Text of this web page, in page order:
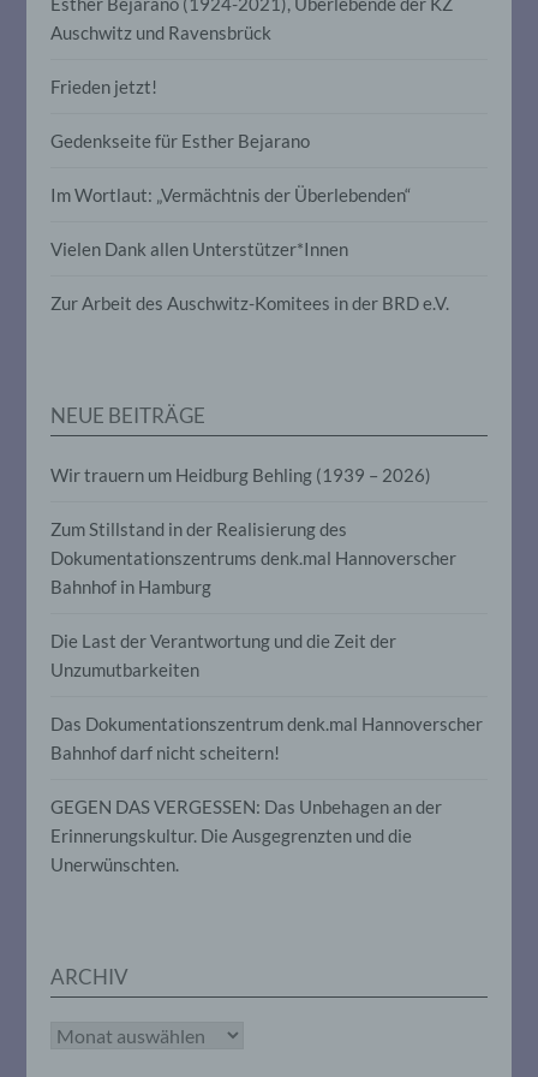
Auschwitz und Ravensbrück
Frieden jetzt!
Gedenkseite für Esther Bejarano
Im Wortlaut: „Vermächtnis der Überlebenden“
Vielen Dank allen Unterstützer*Innen
Zur Arbeit des Auschwitz-Komitees in der BRD e.V.
NEUE BEITRÄGE
Wir trauern um Heidburg Behling (1939 – 2026)
Zum Stillstand in der Realisierung des
Dokumentationszentrums denk.mal Hannoverscher
Bahnhof in Hamburg
Die Last der Verantwortung und die Zeit der
Unzumutbarkeiten
Das Dokumentationszentrum denk.mal Hannoverscher
Bahnhof darf nicht scheitern!
GEGEN DAS VERGESSEN: Das Unbehagen an der
Erinnerungskultur. Die Ausgegrenzten und die
Unerwünschten.
ARCHIV
Archiv
Verbreitung oder eine andere Form der
Bereitstellung, den Abgleich oder die
Löschen oder die Vernichtung.
d) Einschränkung der Verarbeitung
Einschränkung der Verarbeitung ist die
personenbezogener Daten mit dem Ziel,
Profiling ist jede Art der automatisierten
Verarbeitung personenbezogener Daten,
personenbezogenen Daten verwendet
Person beziehen, zu bewerten,
insbesondere, um Aspekte bezüglich
Arbeitsleistung, wirtschaftlicher Lage,
Gesundheit, persönlicher Vorlieben,
Aufenthaltsort oder Ortswechsel dieser
natürlichen Person zu analysieren oder
f) Pseudonymisierung
Pseudonymisierung ist die Verarbeitung
personenbezogener Daten in einer Weise,
auf welche die personenbezogenen Daten
zusätzlichen Informationen gesondert
aufbewahrt werden und technischen und
unterliegen, die gewährleisten, dass die